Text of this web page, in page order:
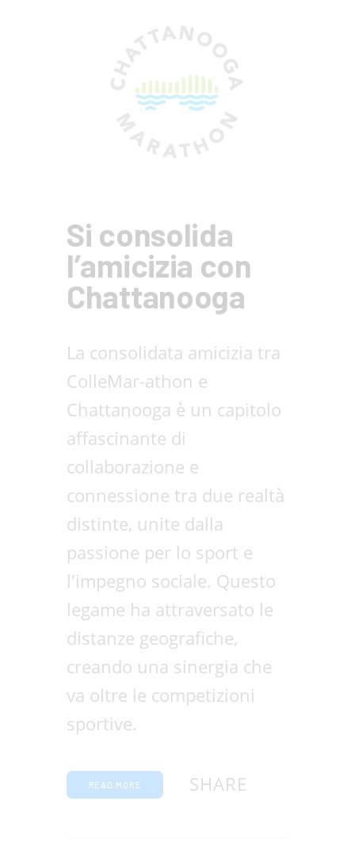
Si consolida
l’amicizia con
Chattanooga
La consolidata amicizia tra
ColleMar-athon e
Chattanooga è un capitolo
affascinante di
collaborazione e
connessione tra due realtà
distinte, unite dalla
passione per lo sport e
l'impegno sociale. Questo
legame ha attraversato le
distanze geografiche,
creando una sinergia che
va oltre le competizioni
sportive.
READ MORE SHARE